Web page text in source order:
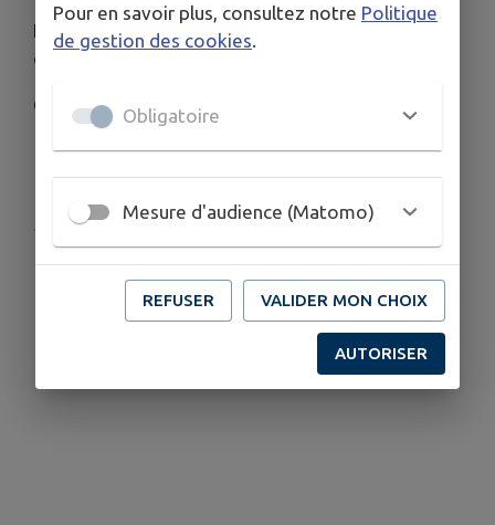
La circulation sera rétablie dans les deux sens
chaque soir.
Ci-joint le plan pour la déviation.
Publié par La commission communication
Pour en savoir plus, consultez notre Politique
de gestion des cookies
Obligatoire
Mesure d'audience (Matomo)
REFUSER VALIDER MON CHOIX
AUTORISER